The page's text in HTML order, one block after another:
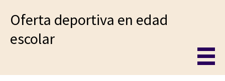
Oferta deportiva en edad
escolar